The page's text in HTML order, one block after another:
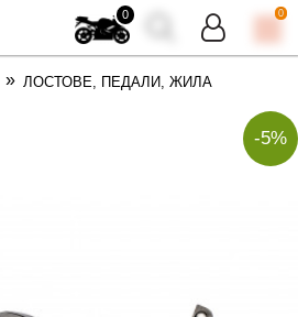
0 0
ЛОСТОВЕ, ПЕДАЛИ, ЖИЛА
-5%